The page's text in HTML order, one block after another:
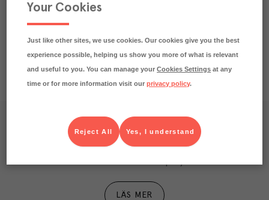
Näringsdeklaration
Våra kundtidningar
Läs inspirerande reportage, matnyttiga artiklar och
LÄS MER
Your Cookies
Just like other sites, we use cookies. Our cookies give you the best
experience possible, helping us show you more of what is relevant
and useful to you. You can manage yourCookies Settings at any
time or for more information visit ourprivacy policy.
Yes, I understand
Reject All